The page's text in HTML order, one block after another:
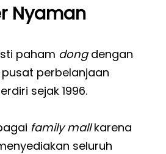
Nyaman
paham dongdengan
perbelanjaan
sejak 1996.
family mallkarena
seluruh